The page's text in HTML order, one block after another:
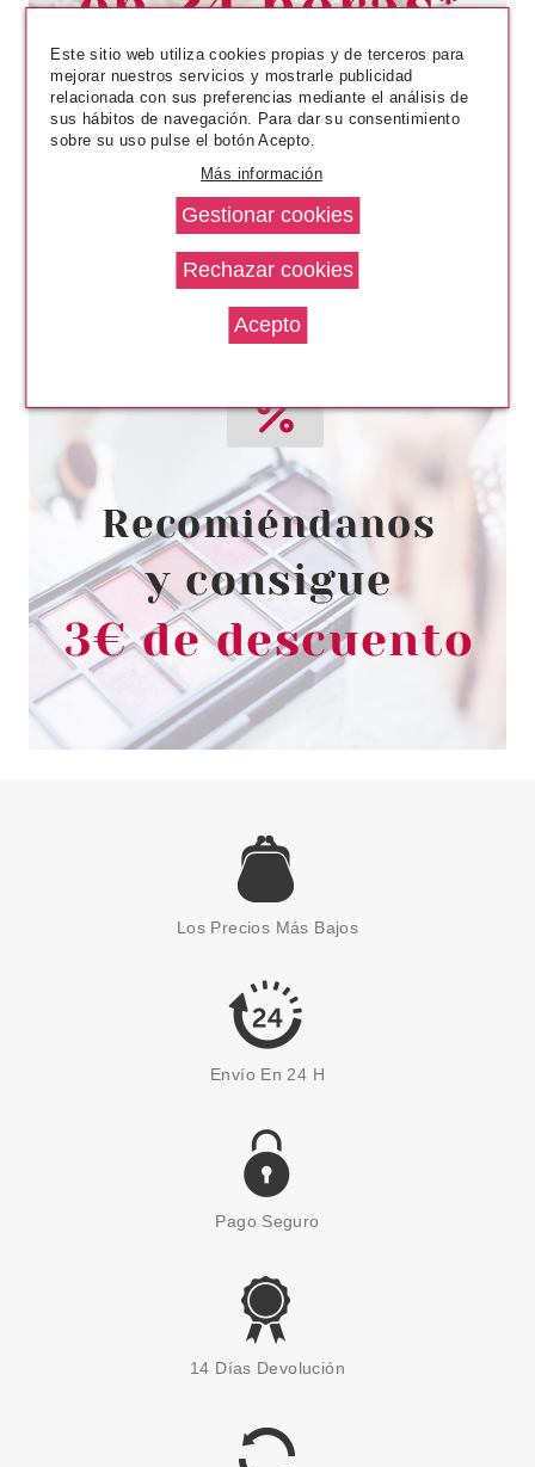
-86% 1.74€
ESSIE MATTE ABOUT YOU
MATTE FINISHER ACABADO
MATE 13.5 ML
Pvr 15.95€
-68%
desde
5.07€
Avisarme
THUYA
THUYA ESMALTE CLASSIC
N165
2.42€
THUYA
FRANCESA N16
4.12€
Los Precios Más Bajos
Envío En 24 H
Pago Seguro
14 Días Devolución
Este sitio web utiliza cookies propias y de terceros para
mejorar nuestros servicios y mostrarle publicidad
relacionada con sus preferencias mediante el análisis de
sus hábitos de navegación. Para dar su consentimiento
sobre su uso pulse el botón Acepto.
Más información